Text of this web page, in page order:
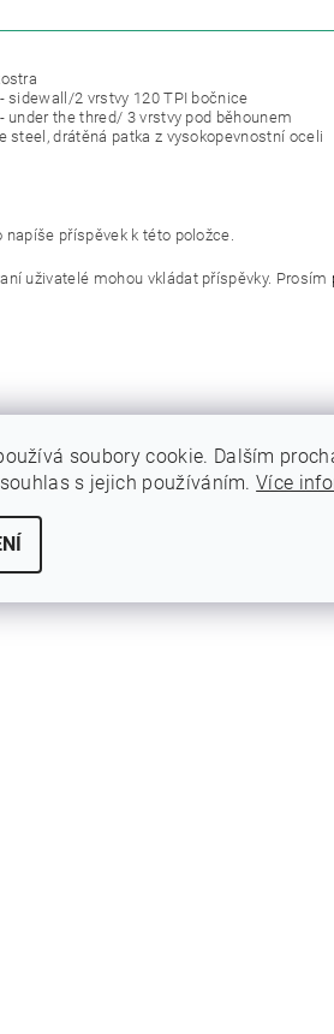
sidewall/2 vrstvy 120 TPI bočnice
under the thred/ 3 vrstvy pod běhounem
steel, drátěná patka z vysokopevnostní oceli
napíše příspěvek k této položce.
uživatelé mohou vkládat příspěvky. Prosím
soubory cookie. Dalším
s jejich používáním.Více